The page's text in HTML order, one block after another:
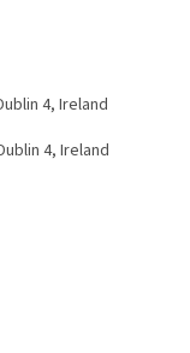
4, Ireland
4, Ireland